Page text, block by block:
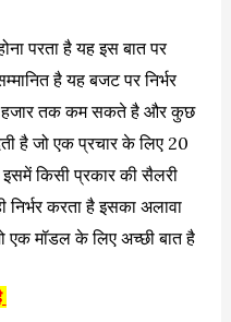
परता है यह इस बात पर
है यह बजट पर निर्भर
हजार तक कम सकते है और कुछ
है जो एक प्रचार के लिए 20
किसी प्रकार की सैलरी
करता है इसका अलावा
मॉडल के लिए अच्छी बात है